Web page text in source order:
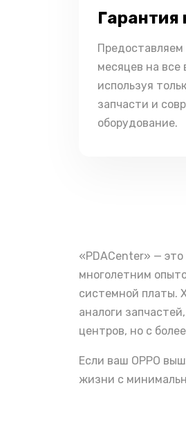
Гарантия
Предоставляем
месяцев на
используя
запчасти и
оборудование.
«PDACenter» —
многолетним
системной платы.
аналоги
центров, но с
Если ваш OPPO
жизни с